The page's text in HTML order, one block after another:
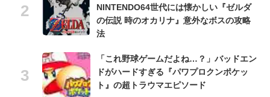
NINTENDO64世代には懐かしい『ゼルダ
の伝説 時のオカリナ』意外なボスの攻略
法
「これ野球ゲームだよね…？」バッドエン
ドがハードすぎる『パワプロクンポケッ
ト』の超トラウマエピソード